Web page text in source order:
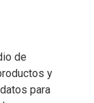
de
y
para